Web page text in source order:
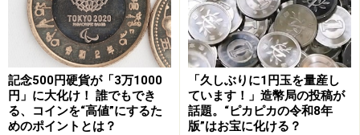
排他的経済水域においては、沿岸国は「経済的主権」に限定
した権利を持つことができる。主権すべてが及ぶ領海・領空
とは区別される
記念500円硬貨が「3万1000
円」に大化け！ 誰でもでき
る、コインを“高値”にするた
めのポイントとは？
「久しぶりに1円玉を量産し
ています！」造幣局の投稿が
話題。“ピカピカの令和8年
版”はお宝に化ける？